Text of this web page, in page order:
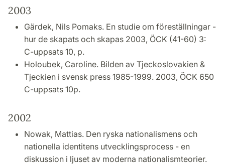
2003
Gärdek, Nils Pomaks. En studie om föreställningar -
hur de skapats och skapas 2003, ÖCK (41-60) 3:
C-uppsats 10, p.
Holoubek, Caroline. Bilden av Tjeckoslovakien &
Tjeckien i svensk press 1985-1999. 2003, ÖCK 650
C-uppsats 10p.
2002
Nowak, Mattias. Den ryska nationalismens och
nationella identitens utvecklingsprocess - en
diskussion i ljuset av moderna nationalismteorier.